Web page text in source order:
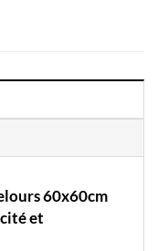
60x60cm
et